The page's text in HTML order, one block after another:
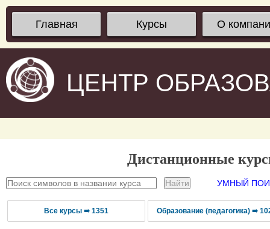
Главная Курсы О
ЦЕНТР
Дистанционные
УМНЫЙ
Все курсы ➠ 1351 Образование (педагогика) ➠